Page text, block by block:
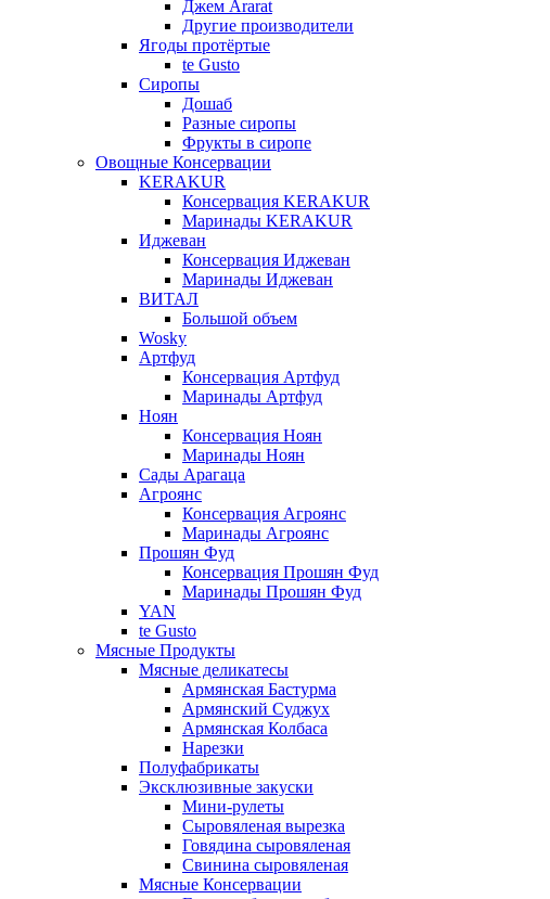
Джем Ararat
Другие производители
Ягоды протёртые
te Gusto
Сиропы
Дошаб
Разные сиропы
Фрукты в сиропе
Овощные Консервации
KERAKUR
Консервация KERAKUR
Маринады KERAKUR
Иджеван
Консервация Иджеван
Маринады Иджеван
ВИТАЛ
Большой объем
Wosky
Артфуд
Консервация Артфуд
Маринады Артфуд
Ноян
Консервация Ноян
Маринады Ноян
Сады Арагаца
Агроянс
Консервация Агроянс
Маринады Агроянс
Прошян Фуд
Консервация Прошян Фуд
Маринады Прошян Фуд
YAN
te Gusto
Мясные Продукты
Мясные деликатесы
Армянская Бастурма
Армянский Суджух
Армянская Колбаса
Нарезки
Полуфабрикаты
Эксклюзивные закуски
Мини-рулеты
Сыровяленая вырезка
Говядина сыровяленая
Свинина сыровяленая
Мясные Консервации